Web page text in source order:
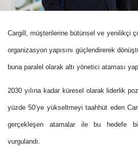
Cargill, müşterilerine bütünsel ve yenilikçi
organizasyon yapısını güçlendirerek
buna paralel olarak altı yönetici ataması
2030 yılına kadar küresel olarak liderlik
yüzde 50’ye yükseltmeyi taahhüt eden
gerçekleşen atamalar ile bu hedefe
vurgulandı.